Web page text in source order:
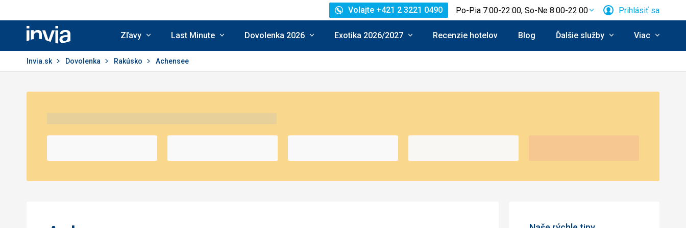
Invia.sk
Volajte +421 2 3221 0490 Po-Pia 7:00-22:00, So-Ne 8:00-22:00 Prihlásiť sa
Zľavy Last Minute Dovolenka 2026 Exotika 2026/2027 Recenzie hotelov Blog Ďalšie služby Viac
Invia.sk Dovolenka Rakúsko Achensee